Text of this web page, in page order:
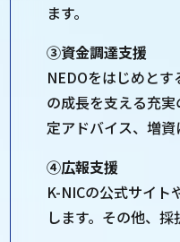
ます。
③資金調達支援
NEDOをはじめと
の成長を支える充
定アドバイス、増資
④広報支援
K-NICの公式サイト
します。その他、